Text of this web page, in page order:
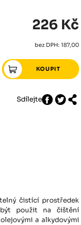
226 Kč
bez DPH: 187,00
Sdílejte
čistící prostředek
použit na čištění
a alkydovými